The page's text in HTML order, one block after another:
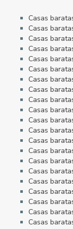
Casas
Casas
Casas
Casas
Casas
Casas
Casas
Casas
Casas
Casas
Casas
Casas
Casas
Casas
Casas
Casas
Casas
Casas
Casas
Casas
Casas